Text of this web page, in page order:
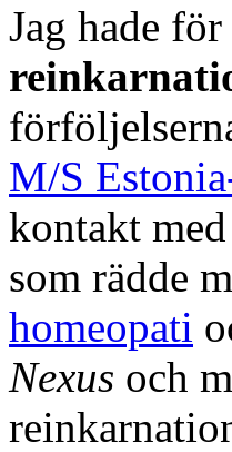
Jag hade
M/S
kontakt
som rädde
homeopati
Nexus och